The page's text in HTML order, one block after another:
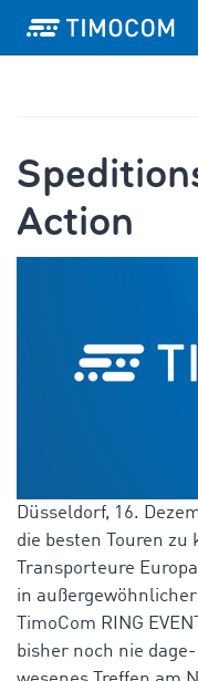
Action
Düsseldorf, 16.
die besten Touren zu
Transporteure
in
TimoCom RING
bisher noch nie dage-